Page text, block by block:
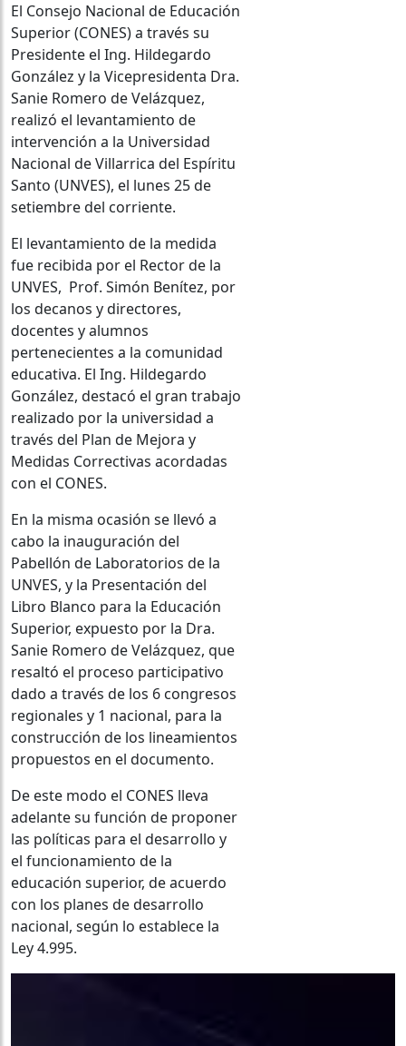
El Consejo Nacional de Educación
Superior (CONES) a través su
Presidente el Ing. Hildegardo
González y la Vicepresidenta Dra.
Sanie Romero de Velázquez,
realizó el levantamiento de
intervención a la Universidad
Nacional de Villarrica del Espíritu
Santo (UNVES), el lunes 25 de
setiembre del corriente.
El levantamiento de la medida
fue recibida por el Rector de la
UNVES, Prof. Simón Benítez, por
los decanos y directores,
docentes y alumnos
pertenecientes a la comunidad
educativa. El Ing. Hildegardo
González, destacó el gran trabajo
realizado por la universidad a
través del Plan de Mejora y
Medidas Correctivas acordadas
con el CONES.
En la misma ocasión se llevó a
cabo la inauguración del
Pabellón de Laboratorios de la
UNVES, y la Presentación del
Libro Blanco para la Educación
Superior, expuesto por la Dra.
Sanie Romero de Velázquez, que
resaltó el proceso participativo
dado a través de los 6 congresos
regionales y 1 nacional, para la
construcción de los lineamientos
propuestos en el documento.
De este modo el CONES lleva
adelante su función de proponer
las políticas para el desarrollo y
el funcionamiento de la
educación superior, de acuerdo
con los planes de desarrollo
nacional, según lo establece la
Ley 4.995.